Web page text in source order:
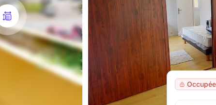
Occupée